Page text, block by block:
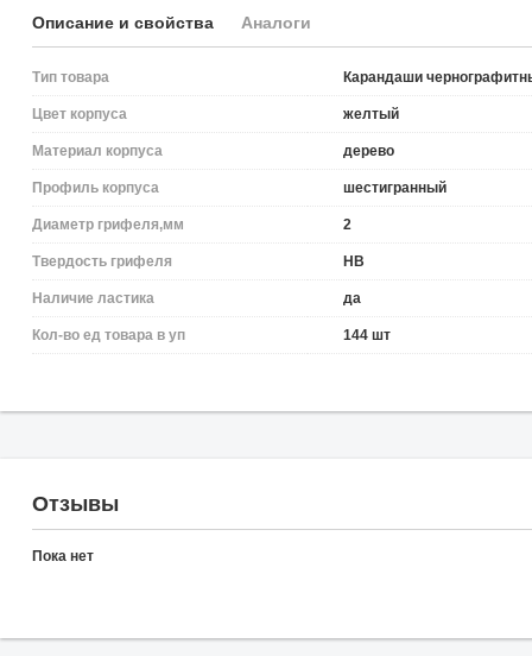
Описание и свойства Аналоги
Тип товара Карандаши
Цвет корпуса желтый
Материал корпуса дерево
Профиль корпуса шестигранный
Диаметр грифеля,мм 2
Твердость грифеля HB
Наличие ластика да
Кол-во ед товара в уп 144 шт
Отзывы
Пока нет